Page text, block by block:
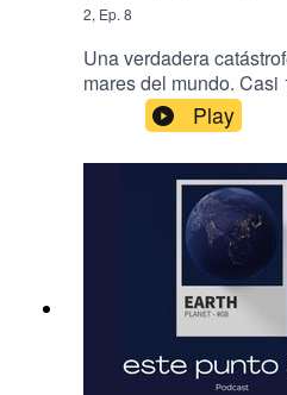
2, Ep. 8
Una verdadera
mares del mundo.
industriales ilegales
las reservas de
planeta.
Play